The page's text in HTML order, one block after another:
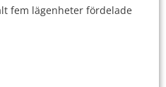
fem lägenheter fördelade